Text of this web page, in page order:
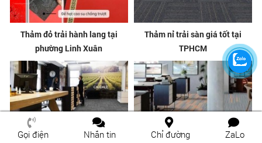
Thảm đỏ trải hành lang tại
phường Linh Xuân
Thảm nỉ trải sàn giá tốt tại
TPHCM
Gọi điện Nhắn tin Chỉ đường ZaLo